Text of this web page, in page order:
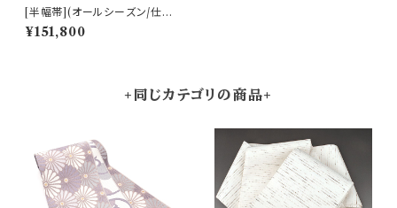
[半幅帯](オールシーズン/仕立
て上がり)本場琉球南風原 ロー
トン織 名門 丸正織物 謹製『ma
¥151,800
+同じカテゴリの商品+